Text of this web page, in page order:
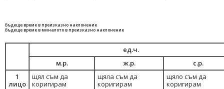
Бъдеще време в преизказно наклонение
Бъдеще време в миналото в преизказно наклонение
ед.ч.
м.р.
ж.р.
с.р.
1
лицо
щял съм да
коригирам
щяла съм да
коригирам
щяло съм да
коригирам